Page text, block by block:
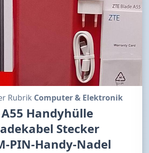
Rubrik Computer & Elektronik
A55 Handyhülle
Stecker
PIN-Handy-Nadel